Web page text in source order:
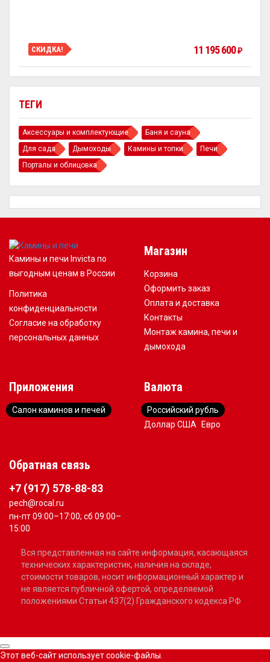
ТЕГИ
Аксессуары и комплектующие
Баня и сауна
Для сада
Дымоходы Камины и топки
Печи
Порталы и облицовка
СКИДКА! 11 195 600 ₽
Камины и печи Invicta по
выгодным ценам в России
Политика
конфиденциальности
Согласие на обработку
персональных данных
Магазин
Корзина
Оформить заказ
Оплата и доставка
Контакты
Монтаж камина, печи и
дымохода
Приложения
Салон каминов и печей
Валюта
Российский рубль
Доллар США
Евро
Обратная связь
+7 (917) 578-88-83
pech@rocal.ru
пн-пт 09:00–17:00; сб 09:00–
15:00
Вся представленная на сайте информация, касающаяся
технических характеристик, наличия на складе,
стоимости товаров, носит информационный характер и
не является публичной офертой, определяемой
положениями Статьи 437(2) Гражданского кодекса РФ
Этот веб-сайт использует cookie-файлы.